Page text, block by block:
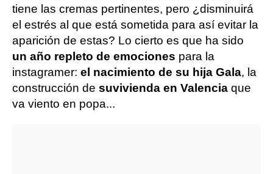
tiene las cremas pertinentes, pero ¿disminuirá
el estrés al que está sometida para así evitar la
aparición de estas? Lo cierto es que ha sido
un año repleto de emociones para la
instagramer: el nacimiento de su hija Gala, la
construcción de suvivienda en Valencia que
va viento en popa...